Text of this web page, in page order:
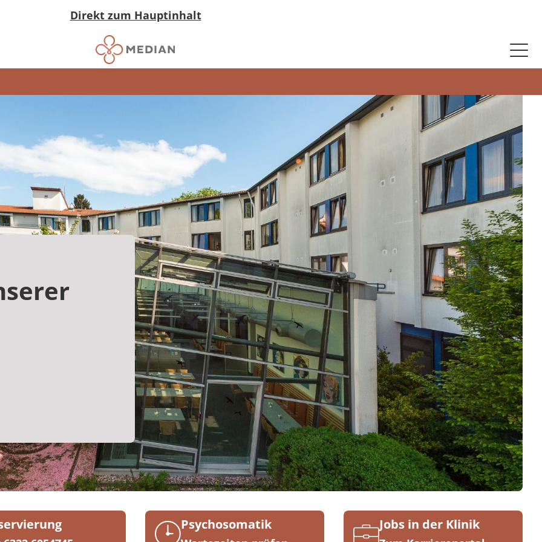
Direkt zum Hauptinhalt
Psychosomatik Jobs in der Klinik